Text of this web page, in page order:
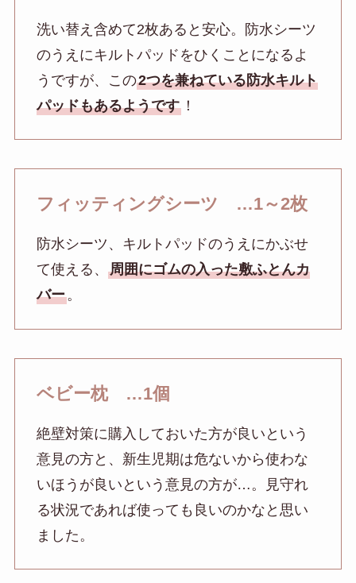
洗い替え含めて2枚あると安心。防水シーツ
のうえにキルトパッドをひくことになるよ
うですが、この2つを兼ねている防水キルト
パッドもあるようです！
フィッティングシーツ …1～2枚
防水シーツ、キルトパッドのうえにかぶせ
て使える、 周囲にゴムの入った敷ふとんカ
バー。
ベビー枕 …1個
絶壁対策に購入しておいた方が良いという
意見の方と、新生児期は危ないから使わな
いほうが良いという意見の方が…。見守れ
る状況であれば使っても良いのかなと思い
ました。